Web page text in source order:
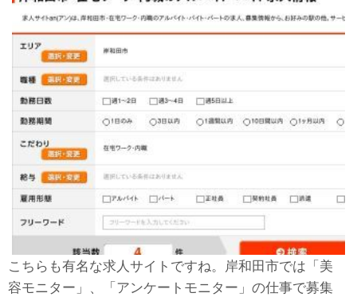
こちらも有名な求人サイトですね。岸和田市では「美
容モニター」、「アンケートモニター」の仕事で募集